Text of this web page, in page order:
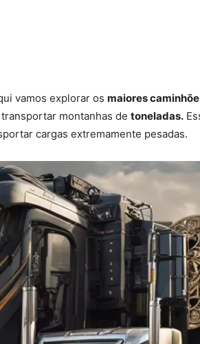
vamos explorar os maiores
montanhas de toneladas.
cargas extremamente pesadas.